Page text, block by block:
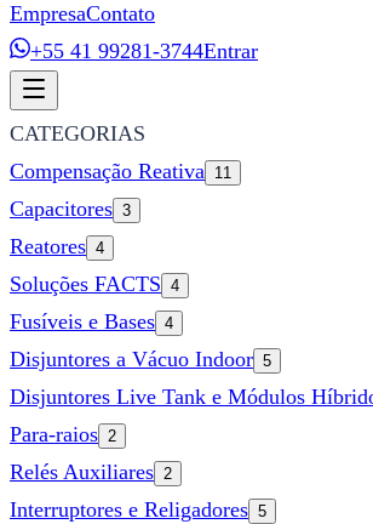
EmpresaContato
+55 41 99281-3744Entrar
CATEGORIAS
Compensação Reativa 11
Capacitores 3
Reatores 4
Soluções FACTS 4
Fusíveis e Bases 4
Disjuntores a Vácuo Indoor 5
Disjuntores Live Tank e Módulos
Para-raios 2
Relés Auxiliares 2
Interruptores e Religadores 5